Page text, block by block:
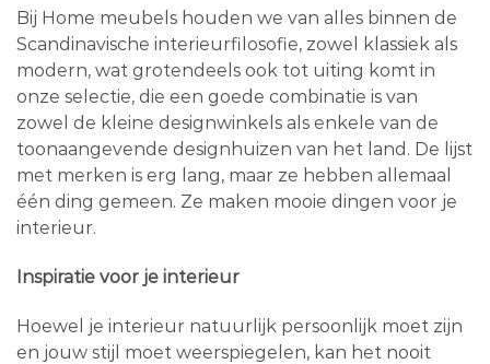
Bij Home meubels houden we van alles binnen de
Scandinavische interieurfilosofie, zowel klassiek als
modern, wat grotendeels ook tot uiting komt in
onze selectie, die een goede combinatie is van
zowel de kleine designwinkels als enkele van de
toonaangevende designhuizen van het land. De lijst
met merken is erg lang, maar ze hebben allemaal
één ding gemeen. Ze maken mooie dingen voor je
interieur.
Inspiratie voor je interieur
Hoewel je interieur natuurlijk persoonlijk moet zijn
en jouw stijl moet weerspiegelen, kan het nooit